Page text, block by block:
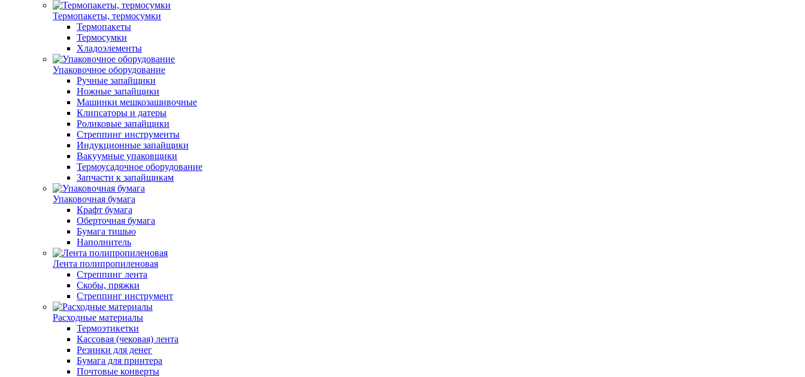
Термопакеты, термосумки
Термопакеты
Термосумки
Хладоэлементы
Упаковочное оборудование
Ручные запайщики
Ножные запайщики
Машинки мешкозашивочные
Клипсаторы и датеры
Роликовые запайщики
Стреппинг инструменты
Индукционные запайщики
Вакуумные упаковщики
Термоусадочное оборудование
Запчасти к запайщикам
Упаковочная бумага
Крафт бумага
Оберточная бумага
Бумага тишью
Наполнитель
Лента полипропиленовая
Стреппинг лента
Скобы, пряжки
Стреппинг инструмент
Расходные материалы
Термоэтикетки
Кассовая (чековая) лента
Резинки для денег
Бумага для принтера
Почтовые конверты